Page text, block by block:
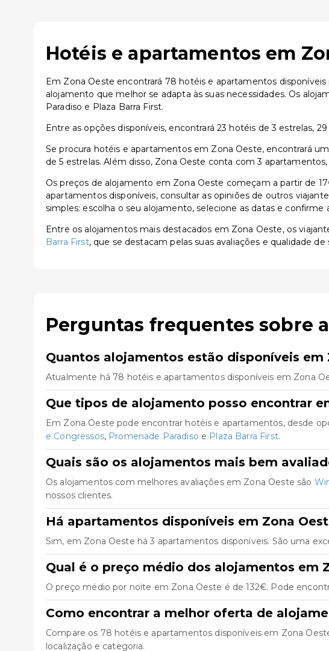
Hotéis e apartamentos em
Em Zona Oeste encontrará 78 hotéis e apartamentos disponíveis
alojamento que melhor se adapta às suas necessidades. Os
Paradiso e Plaza Barra First.
Entre as opções disponíveis, encontrará 23 hotéis de 3 estrelas,
Se procura hotéis e apartamentos em Zona Oeste, encontrará
de 5 estrelas. Além disso, Zona Oeste conta com 3
Os preços de alojamento em Zona Oeste começam a partir de
apartamentos disponíveis, consultar as opiniões de outros
simples: escolha o seu alojamento, selecione as datas e
Entre os alojamentos mais destacados em Zona Oeste, os
Barra First, que se destacam pelas suas avaliações e qualidade de
Perguntas frequentes sobre
Quantos alojamentos estão disponíveis em
Atualmente há 78 hotéis e apartamentos disponíveis em Zona
Que tipos de alojamento posso encontrar
Em Zona Oeste pode encontrar hotéis e apartamentos, desde
e Congressos, Promenade Paradiso e Plaza Barra First.
Quais são os alojamentos mais bem
Os alojamentos com melhores avaliações em Zona Oeste são
nossos clientes.
Há apartamentos disponíveis em Zona
Sim, em Zona Oeste há 3 apartamentos disponíveis. São uma
Qual é o preço médio dos alojamentos em
O preço médio por noite em Zona Oeste é de 132€. Pode
Como encontrar a melhor oferta de
Compare os 78 hotéis e apartamentos disponíveis em Zona
localização e categoria.